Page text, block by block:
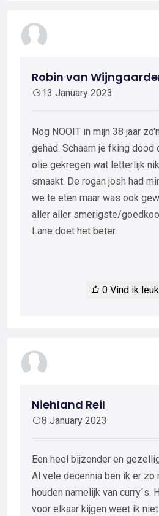
Robin van
13 January 2023
Nog NOOIT in mijn 38 jaar
gehad. Schaam je fking dood
olie gekregen wat letterlijk
smaakt. De rogan josh had
we te eten maar was ook
aller aller smerigste/
Lane doet het beter
0 Vind ik leuk
Niehland Reil
8 January 2023
Een heel bijzonder en
Al vele decennia ben ik er zo
houden namelijk van curry´s.
voor elkaar kijgen weet ik